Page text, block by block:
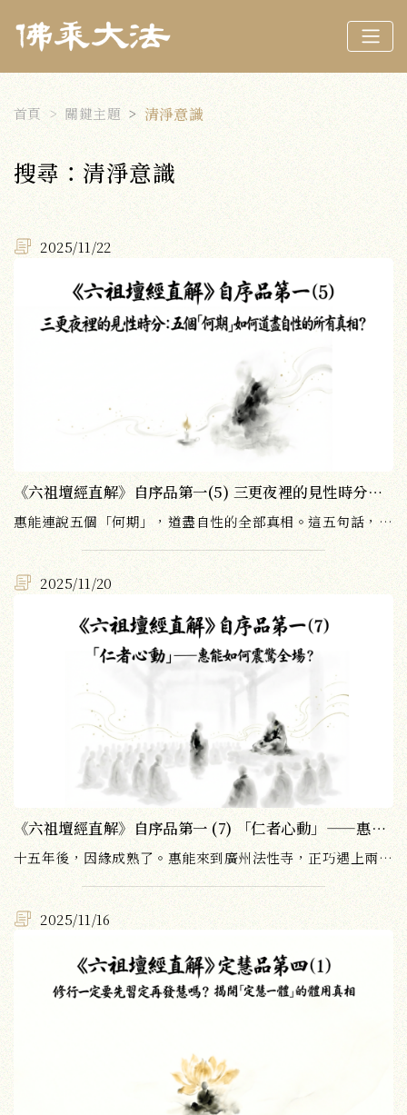
首頁 關鍵主題 清淨意識
搜尋：清淨意識
2025/11/22
《六祖壇經直解》自序品第一(5) 三更夜裡的見性時分：五個「何期」如何道盡自性的所有真相？
惠能連說五個「何期」，道盡自性的全部真相。這五句話，堪稱整部《六祖壇經》最精華的見地開顯。
2025/11/20
《六祖壇經直解》自序品第一 (7) 「仁者心動」——惠能如何震驚全場？
十五年後，因緣成熟了。惠能來到廣州法性寺，正巧遇上兩位僧人在爭論「風動」還是「幡動」。惠能一句「不是風動，不是幡動，仁者心動」，震驚全場。
2025/11/16